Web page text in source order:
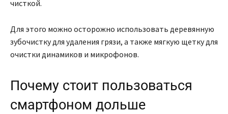
чисткой.
Для этого можно осторожно использовать деревянную
зубочистку для удаления грязи, а также мягкую щетку для
очистки динамиков и микрофонов.
Почему стоит пользоваться
смартфоном дольше